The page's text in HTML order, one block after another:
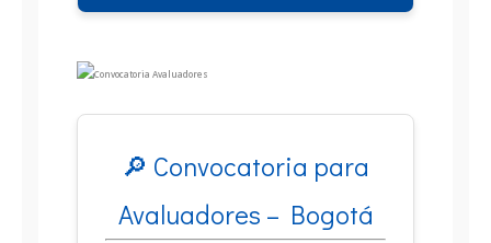
🔎 Convocatoria para
Avaluadores – Bogotá